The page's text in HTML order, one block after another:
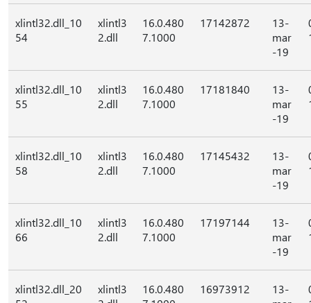
xlintl32.dll_10
54
xlintl3
2.dll
16.0.480
7.1000
17142872
13-
mar
-19
xlintl32.dll_10
55
xlintl3
2.dll
16.0.480
7.1000
17181840
13-
mar
-19
xlintl32.dll_10
58
xlintl3
2.dll
16.0.480
7.1000
17145432
13-
mar
-19
xlintl32.dll_10
66
xlintl3
2.dll
16.0.480
7.1000
17197144
13-
mar
-19
xlintl32.dll_20
xlintl3
16.0.480
16973912
13-